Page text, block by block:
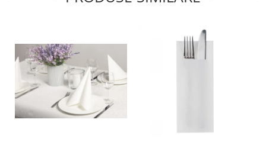
DECOR CRACIUN & REVELION
DECOR PRIMAVARA
DECOR VARA
DECOR TOAMNA
DECOR IARNA